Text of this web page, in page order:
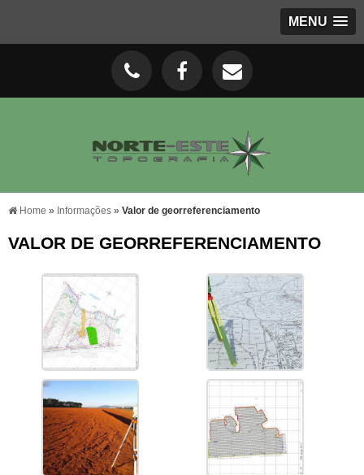
MENU
Home » Informações » Valor de georreferenciamento
VALOR DE GEORREFERENCIAMENTO